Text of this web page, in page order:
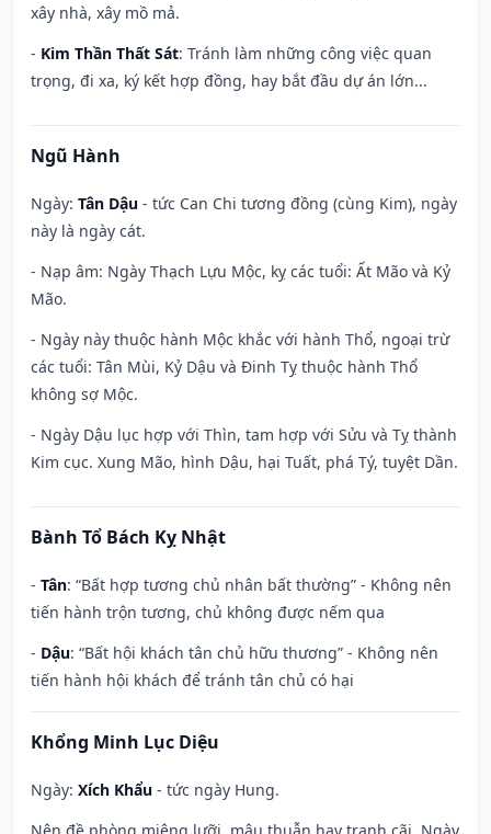
xây nhà, xây mồ mả.
- Kim Thần Thất Sát: Tránh làm những công việc quan
trọng, đi xa, ký kết hợp đồng, hay bắt đầu dự án lớn...
Ngũ Hành
Ngày: Tân Dậu - tức Can Chi tương đồng (cùng Kim), ngày
này là ngày cát.
- Nạp âm: Ngày Thạch Lựu Mộc, kỵ các tuổi: Ất Mão và Kỷ
Mão.
- Ngày này thuộc hành Mộc khắc với hành Thổ, ngoại trừ
các tuổi: Tân Mùi, Kỷ Dậu và Đinh Tỵ thuộc hành Thổ
không sợ Mộc.
- Ngày Dậu lục hợp với Thìn, tam hợp với Sửu và Tỵ thành
Kim cục. Xung Mão, hình Dậu, hại Tuất, phá Tý, tuyệt Dần.
Bành Tổ Bách Kỵ Nhật
- Tân: “Bất hợp tương chủ nhân bất thường” - Không nên
tiến hành trộn tương, chủ không được nếm qua
- Dậu: “Bất hội khách tân chủ hữu thương” - Không nên
tiến hành hội khách để tránh tân chủ có hại
Khổng Minh Lục Diệu
Ngày: Xích Khẩu - tức ngày Hung.